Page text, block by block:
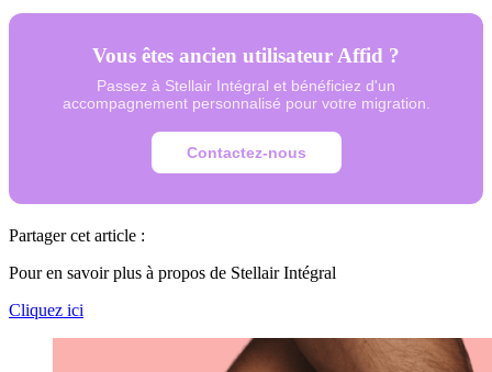
Vous êtes ancien utilisateur Affid ?
Passez à Stellair Intégral et bénéficiez d'un
accompagnement personnalisé pour votre migration.
Contactez-nous
Partager cet article :
Pour en savoir plus à propos de Stellair Intégral
Cliquez ici